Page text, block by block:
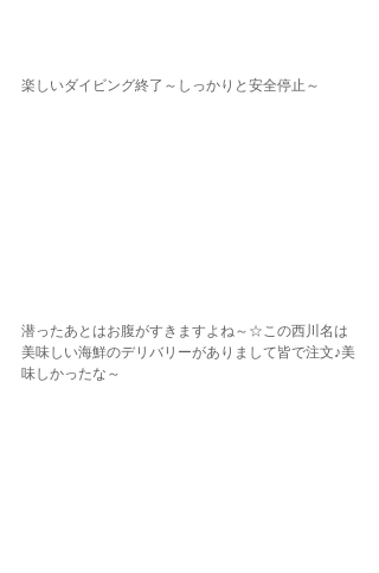
楽しいダイビング終了～しっかりと安全停止～
潜ったあとはお腹がすきますよね～☆この西川名は
美味しい海鮮のデリバリーがありまして皆で注文♪美
味しかったな～